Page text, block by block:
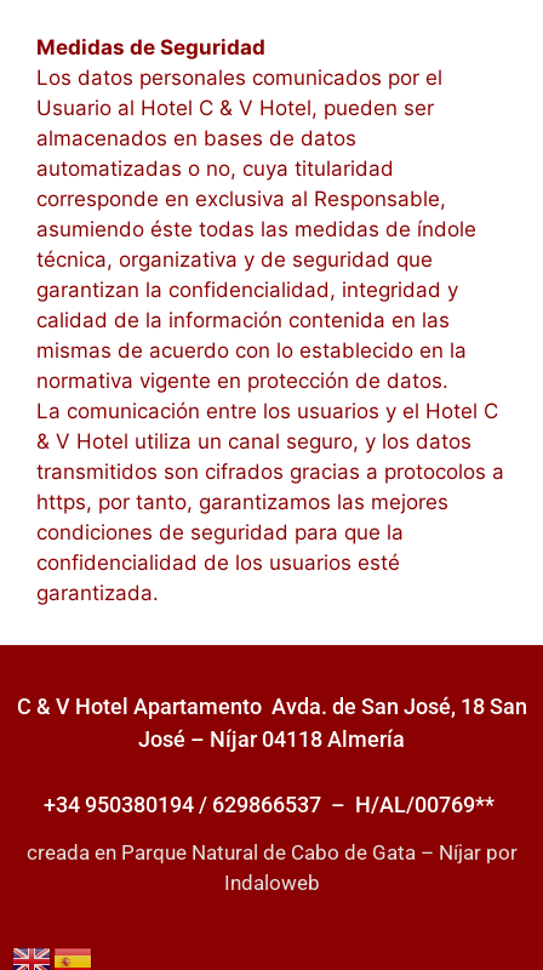
Medidas de Seguridad
Los datos personales comunicados por el
Usuario al Hotel C & V Hotel, pueden ser
almacenados en bases de datos
automatizadas o no, cuya titularidad
corresponde en exclusiva al Responsable,
asumiendo éste todas las medidas de índole
técnica, organizativa y de seguridad que
garantizan la confidencialidad, integridad y
calidad de la información contenida en las
mismas de acuerdo con lo establecido en la
normativa vigente en protección de datos.
La comunicación entre los usuarios y el Hotel C
& V Hotel utiliza un canal seguro, y los datos
transmitidos son cifrados gracias a protocolos a
https, por tanto, garantizamos las mejores
condiciones de seguridad para que la
confidencialidad de los usuarios esté
garantizada.
C & V Hotel Apartamento Avda. de San José, 18 San
José – Níjar 04118 Almería
+34 950380194 / 629866537 – H/AL/00769**
creada en Parque Natural de Cabo de Gata – Níjarpor
Indaloweb